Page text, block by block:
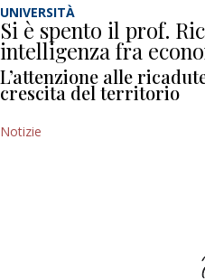
UNIVERSITÀ
Si è spento il prof.
intelligenza fra
L’attenzione alle
crescita del territorio
Notizie